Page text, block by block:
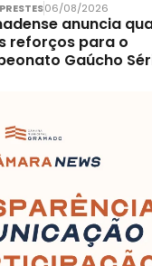
06/08/2026
anuncia
reforços para o
Gaúcho